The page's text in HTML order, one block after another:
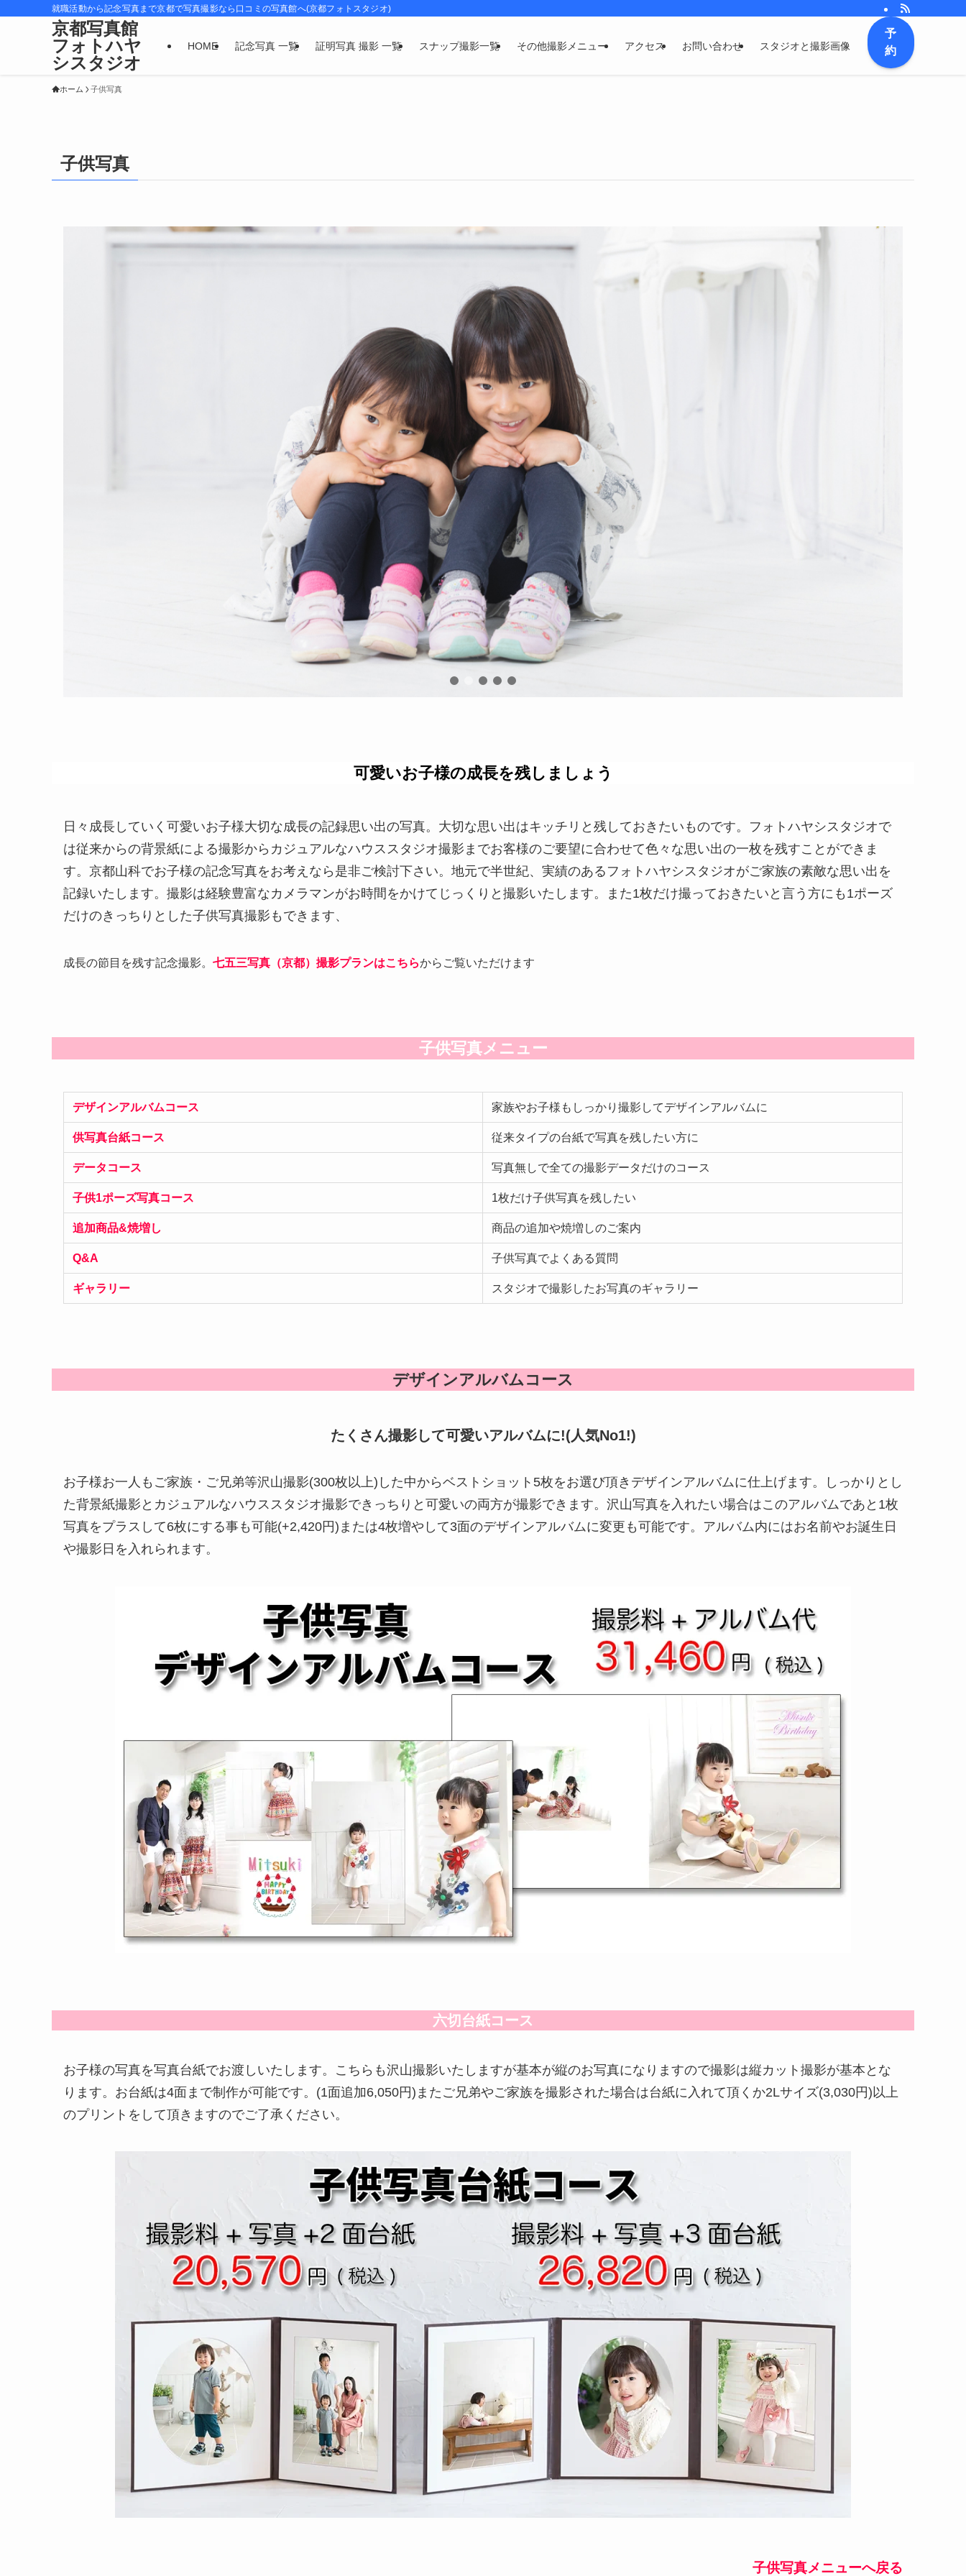
就職活動から記念写真まで京都で写真撮影なら口コミの写真館へ(京都フォトスタジオ)
京都写真館
フォトハヤ
シスタジオ
HOME 記念写真 一覧 証明写真 撮影 一覧 スナップ撮影一覧 その他撮影メニュー アクセス お問い合わせ スタジオと撮影画像
予
約
ホーム 子供写真
子供写真
可愛いお子様の成長を残しましょう
日々成長していく可愛いお子様大切な成長の記録思い出の写真。大切な思い出はキッチリと残しておきたいものです。フォトハヤシスタジオで
は従来からの背景紙による撮影からカジュアルなハウススタジオ撮影までお客様のご要望に合わせて色々な思い出の一枚を残すことができま
す。京都山科でお子様の記念写真をお考えなら是非ご検討下さい。地元で半世紀、実績のあるフォトハヤシスタジオがご家族の素敵な思い出を
記録いたします。撮影は経験豊富なカメラマンがお時間をかけてじっくりと撮影いたします。また1枚だけ撮っておきたいと言う方にも1ポーズ
だけのきっちりとした子供写真撮影もできます、
成長の節目を残す記念撮影。 七五三写真（京都）撮影プランはこちらからご覧いただけます
子供写真メニュー
デザインアルバムコース 家族やお子様もしっかり撮影してデザインアルバムに
供写真台紙コース 従来タイプの台紙で写真を残したい方に
データコース 写真無しで全ての撮影データだけのコース
子供1ポーズ写真コース 1枚だけ子供写真を残したい
追加商品&焼増し 商品の追加や焼増しのご案内
Q&A 子供写真でよくある質問
ギャラリー スタジオで撮影したお写真のギャラリー
デザインアルバムコース
たくさん撮影して可愛いアルバムに!(人気No1!)
お子様お一人もご家族・ご兄弟等沢山撮影(300枚以上)した中からベストショット5枚をお選び頂きデザインアルバムに仕上げます。しっかりとし
た背景紙撮影とカジュアルなハウススタジオ撮影できっちりと可愛いの両方が撮影できます。沢山写真を入れたい場合はこのアルバムであと1枚
写真をプラスして6枚にする事も可能(+2,420円)または4枚増やして3面のデザインアルバムに変更も可能です。アルバム内にはお名前やお誕生日
や撮影日を入れられます。
六切台紙コース
お子様の写真を写真台紙でお渡しいたします。こちらも沢山撮影いたしますが基本が縦のお写真になりますので撮影は縦カット撮影が基本とな
ります。お台紙は4面まで制作が可能です。(1面追加6,050円)またご兄弟やご家族を撮影された場合は台紙に入れて頂くか2Lサイズ(3,030円)以上
のプリントをして頂きますのでご了承ください。
子供写真メニューへ戻る